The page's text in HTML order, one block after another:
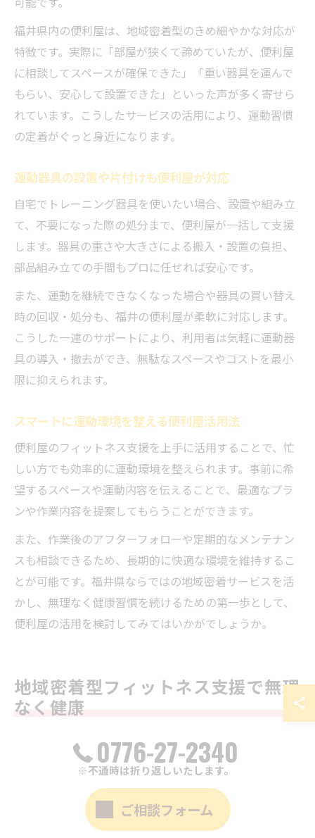
福井県内の便利屋は、地域密着型のきめ細やかな対応が
特徴です。実際に「部屋が狭くて諦めていたが、便利屋
に相談してスペースが確保できた」「重い器具を運んで
もらい、安心して設置できた」といった声が多く寄せら
れています。こうしたサービスの活用により、運動習慣
の定着がぐっと身近になります。
運動器具の設置や片付けも便利屋が対応
自宅でトレーニング器具を使いたい場合、設置や組み立
て、不要になった際の処分まで、便利屋が一括して支援
します。器具の重さや大きさによる搬入・設置の負担、
部品組み立ての手間もプロに任せれば安心です。
また、運動を継続できなくなった場合や器具の買い替え
時の回収・処分も、福井の便利屋が柔軟に対応します。
こうした一連のサポートにより、利用者は気軽に運動器
具の導入・撤去ができ、無駄なスペースやコストを最小
限に抑えられます。
スマートに運動環境を整える便利屋活用法
便利屋のフィットネス支援を上手に活用することで、忙
しい方でも効率的に運動環境を整えられます。事前に希
望するスペースや運動内容を伝えることで、最適なプラ
ンや作業内容を提案してもらうことができます。
また、作業後のアフターフォローや定期的なメンテナン
スも相談できるため、長期的に快適な環境を維持するこ
とが可能です。福井県ならではの地域密着サービスを活
かし、無理なく健康習慣を続けるための第一歩として、
便利屋の活用を検討してみてはいかがでしょうか。
地域密着型フィットネス支援で無理
なく健康
地域密着の便利屋が健康維持を全力サポート
福井県では、地域に根ざした便利屋が健康維持のサポー
ト役として注目されています。一般的なフィットネスジ
ムでは会員制や高額な費用が障壁となることが多いです
0776-27-2340
※不通時は折り返しいたします。
ご相談フォーム